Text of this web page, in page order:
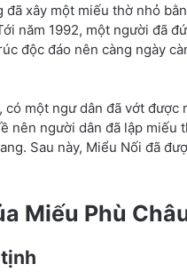
xây một miếu thờ nhỏ
năm 1992, một người đã
độc đáo nên càng ngày
một ngư dân đã vớt
nên người dân đã lập miếu
Sau này, Miểu Nối đã
Miếu Phù